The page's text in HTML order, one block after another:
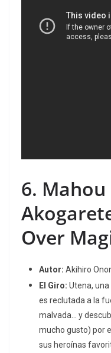
6.
Over
Autor: Akihiro
El Giro: Utena,
es reclutada a la
malvada… y
mucho gusto) por
sus heroínas